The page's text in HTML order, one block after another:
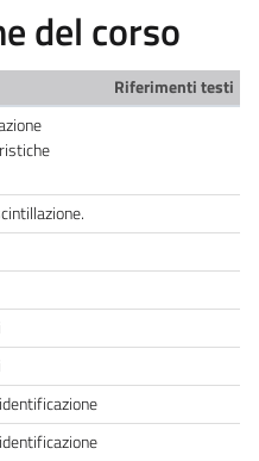
del corso
Riferimenti testi